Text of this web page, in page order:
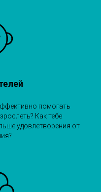
помогать
Как тебе
удовлетворения от